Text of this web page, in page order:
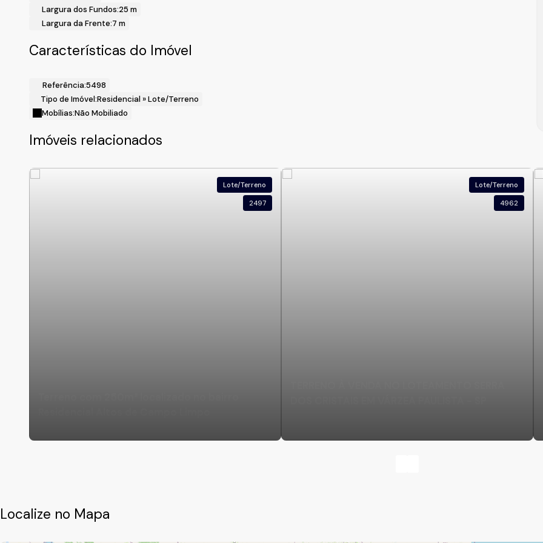
Largura dos Fundos:25 m
Largura da Frente:7 m
Características do Imóvel
Referência:5498
Tipo de Imóvel:Residencial »Lote/Terreno
Mobílias:Não Mobiliado
Imóveis relacionados
Lote/Terreno
2497
Lote/Terreno
4962
Localize no Mapa